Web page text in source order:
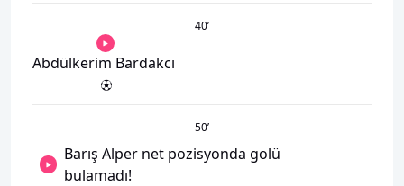
40’
Abdülkerim Bardakcı
50’
Barış Alper net pozisyonda golü
bulamadı!